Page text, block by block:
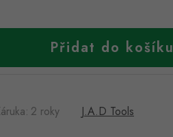
Přidat do košíku
: 2 roky J.A.D Tools